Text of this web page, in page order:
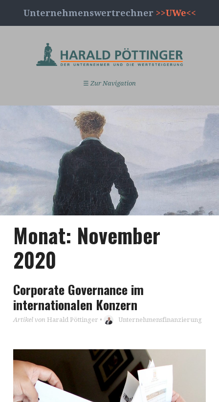
Unternehmenswertrechner >>UWe<<
☰ Zur Navigation
Monat: November
2020
Corporate Governance im
internationalen Konzern
Artikel von Harald Pöttinger • Unternehmensfinanzierung